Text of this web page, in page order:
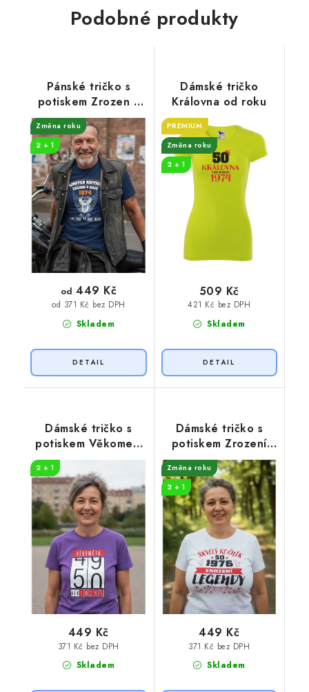
Podobné produkty
Pánské tričko s
potiskem Zrozen v
roce 1974
Změna roku
2 + 1
Skladem
od 371 Kč bez DPH
od 449 Kč
Dámské tričko
Královna od roku
PREMIUM
Změna roku
2 + 1
Skladem
421 Kč bez DPH
509 Kč
Dámské tričko s
potiskem Věkometr
50
2 + 1
Skladem
371 Kč bez DPH
449 Kč
Dámské tričko s
potiskem Zrození
legendy
Změna roku
2 + 1
Skladem
371 Kč bez DPH
449 Kč